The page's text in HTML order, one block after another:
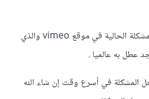
لا توجد مشكلة من جهتك . بل المشكلة الحالية في موقع vimeo والذي
به عالميا .
المشكلة في أسرع وقت إن شاء الله